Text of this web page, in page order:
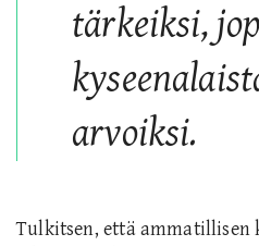
tärkeiksi,
arvoiksi.
Tulkitsen, että